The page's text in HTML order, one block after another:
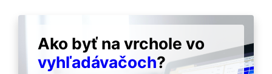
Ako byť na vrchole vo
vyhľadávačoch?